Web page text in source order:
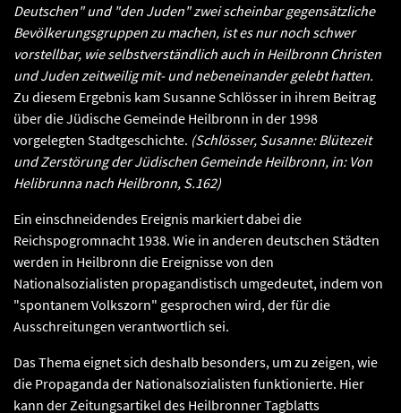
Deutschen" und "den Juden" zwei scheinbar gegensätzliche
Bevölkerungsgruppen zu machen, ist es nur noch schwer
vorstellbar, wie selbstverständlich auch in Heilbronn Christen
und Juden zeitweilig mit- und nebeneinander gelebt hatten.
Zu diesem Ergebnis kam Susanne Schlösser in ihrem Beitrag
über die Jüdische Gemeinde Heilbronn in der 1998
vorgelegten Stadtgeschichte. (Schlösser, Susanne: Blütezeit
und Zerstörung der Jüdischen Gemeinde Heilbronn, in: Von
Helibrunna nach Heilbronn, S.162)
Ein einschneidendes Ereignis markiert dabei die
Reichspogromnacht 1938. Wie in anderen deutschen Städten
werden in Heilbronn die Ereignisse von den
Nationalsozialisten propagandistisch umgedeutet, indem von
"spontanem Volkszorn" gesprochen wird, der für die
Ausschreitungen verantwortlich sei.
Das Thema eignet sich deshalb besonders, um zu zeigen, wie
die Propaganda der Nationalsozialisten funktionierte. Hier
kann der Zeitungsartikel des Heilbronner Tagblatts